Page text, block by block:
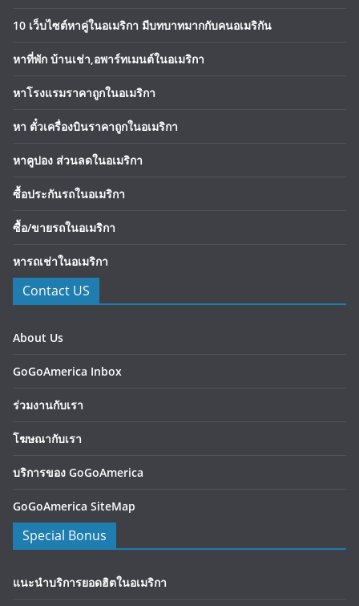
10 เว็บไซต์หาคู่ในอเมริกา มีบทบาทมากกับคนอเมริกัน
หาที่พัก บ้านเช่า,อพาร์ทเมนต์ในอเมริกา
หาโรงแรมราคาถูกในอเมริกา
หา ตั๋วเครื่องบินราคาถูกในอเมริกา
หาคูปอง ส่วนลดในอเมริกา
ซื้อประกันรถในอเมริกา
ซื้อ/ขายรถในอเมริกา
หารถเช่าในอเมริกา
Contact US
About Us
GoGoAmerica Inbox
ร่วมงานกับเรา
โฆษณากับเรา
บริการของ GoGoAmerica
GoGoAmerica SiteMap
Special Bonus
แนะนำบริการยอดฮิตในอเมริกา